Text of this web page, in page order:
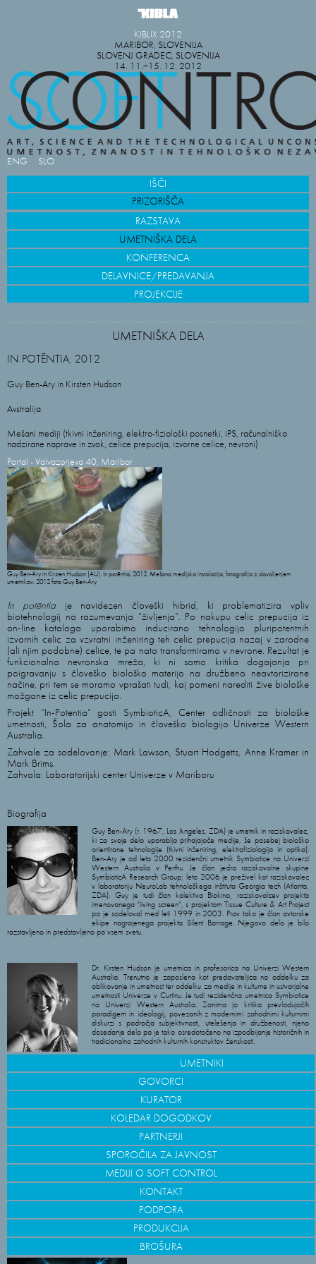
KIBLIX 2012
MARIBOR, SLOVENIJA
SLOVENJ GRADEC, SLOVENIJA
14. 11.−15. 12. 2012
ENG SLO
IŠČI
PRIZORIŠČA
RAZSTAVA
UMETNIŠKA DELA
KONFERENCA
DELAVNICE/PREDAVANJA
PROJEKCIJE
UMETNIŠKA DELA
IN POTĒNTIA, 2012
Guy Ben-Ary in Kirsten Hudson
Avstralija
Mešani mediji (tkivni inženiring, elektro-fiziološki posnetki, iPS, računalniško
nadzirane naprave in zvok, celice prepucija, izvorne celice, nevroni)
Portal - Valvazorjeva 40, Maribor
Guy Ben-Ary in Kirsten Hudson (AU). In potēntia, 2012. Mešana medijska instalacija, fotografija z dovoljenjem
umetnikov. 2012 foto Guy Ben-Ary
In potēntiaje navidezen človeški hibrid, ki problematizira vpliv
biotehnologij na razumevanja “življenja”. Po nakupu celic prepucija iz
on-line kataloga uporabimo inducirano tehnologijo pluripotentnih
izvornih celic za vzvratni inženiring teh celic prepucija nazaj v zarodne
(ali njim podobne) celice, te pa nato transformiramo v nevrone. Rezultat je
funkcionalna nevronska mreža, ki ni samo kritika dogajanja pri
poigravanju s človeško biološko materijo na družbeno neavtorizirane
načine, pri tem se moramo vprašati tudi, kaj pomeni narediti žive biološke
možgane iz celic prepucija.
Projekt “In-Potentia” gosti SymbioticA, Center odličnosti za biološke
umetnosti, Šola za anatomijo in človeško biologijo Univerze Western
Australia.
Zahvale za sodelovanje: Mark Lawson, Stuart Hodgetts, Anne Kramer in
Mark Brims.
Zahvala: Laboratorijski center Univerze v Mariboru
Biografija
Guy Ben-Ary (r. 1967, Los Angeles, ZDA) je umetnik in raziskovalec,
ki za svoje delo uporablja prihajajoče medije, še posebej biološko
orientirane tehnologije (tkivni inženiring, elektrofiziologija in optika).
Ben-Ary je od leta 2000 rezidenčni umetnik Symbiotice na Univerzi
Western Australia v Perthu. Je član jedra raziskovalne skupine
SymbioticA Research Group; leto 2006 je preživel kot raziskovalec
v laboratoriju NeuroLab tehnološkega inštituta Georgia tech (Atlanta,
ZDA). Guy je tudi član kolektiva Biokino, raziskovalcev projekta
imenovanega “living screen”, s projektom Tissue Culture & Art Project
pa je sodeloval med leti 1999 in 2003. Prav tako je član avtorske
ekipe nagrajenega projekta Silent Barrage. Njegovo delo je bilo
razstavljeno in predstavljeno po vsem svetu.
Dr. Kirsten Hudson je umetnica in profesorica na Univerzi Western
Australia. Trenutno je zaposlena kot predavateljica na oddelku za
oblikovanje in umetnost ter oddelku za medije in kulturne in ustvarjalne
umetnosti Univerze v Curtinu. Je tudi rezidenčna umetnica Symbiotice
na Univerzi Western Australia. Zanima jo kritika prevladujočih
paradigem in ideologij, povezanih z modernimi zahodnimi kulturnimi
diskurzi s področja subjektivnosti, utelešenja in družbenosti, njeno
dosedanje delo pa je tako osredotočeno na izpodbijanje historičnih in
tradicionalno zahodnih kulturnih konstruktov ženskosti.
UMETNIKI
GOVORCI
KURATOR
KOLEDAR DOGODKOV
PARTNERJI
SPOROČILA ZA JAVNOST
MEDIJI O SOFT CONTROL
KONTAKT
PODPORA
PRODUKCIJA
BROŠURA